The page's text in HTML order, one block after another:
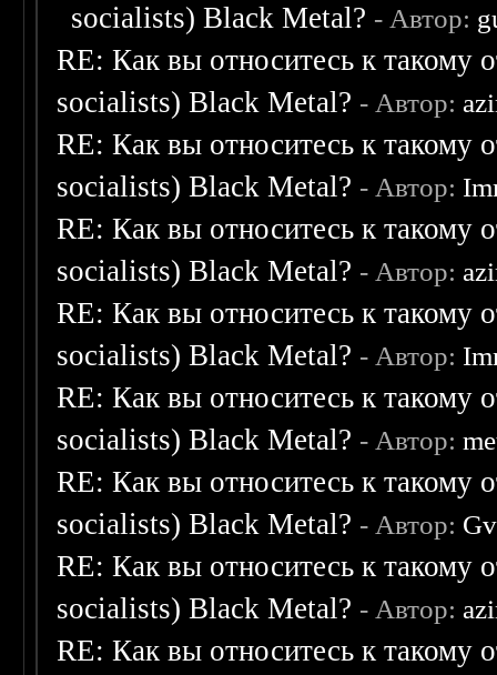
socialists) Black Metal? - Автор:
RE: Как вы относитесь к такому
socialists) Black Metal? - Автор:
RE: Как вы относитесь к такому
socialists) Black Metal? - Автор:
RE: Как вы относитесь к такому
socialists) Black Metal? - Автор:
RE: Как вы относитесь к такому
socialists) Black Metal? - Автор:
RE: Как вы относитесь к такому
socialists) Black Metal? - Автор:
RE: Как вы относитесь к такому
socialists) Black Metal? - Автор:
RE: Как вы относитесь к такому
socialists) Black Metal? - Автор:
RE: Как вы относитесь к такому